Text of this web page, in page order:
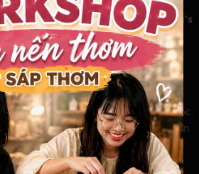
Không Gian Sống Cùng Vivian Vu's
sự tương tác đa giác quan, chất
yếu tố mang tính quyết định. Một
cũng sẽ bị phá vỡ bởi sự pha tạp
hay mùi hương gắt nồng hóa học.
nghệ thuật chế tác thủ công lên
từ Vivian Vu's Candles không đơn